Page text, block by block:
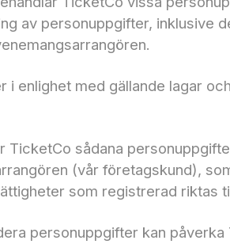
av personuppgifter, inklusive
i enlighet med gällande lagar
TicketCo sådana
(vår företagskund),
som registrerad riktas
personuppgifter kan